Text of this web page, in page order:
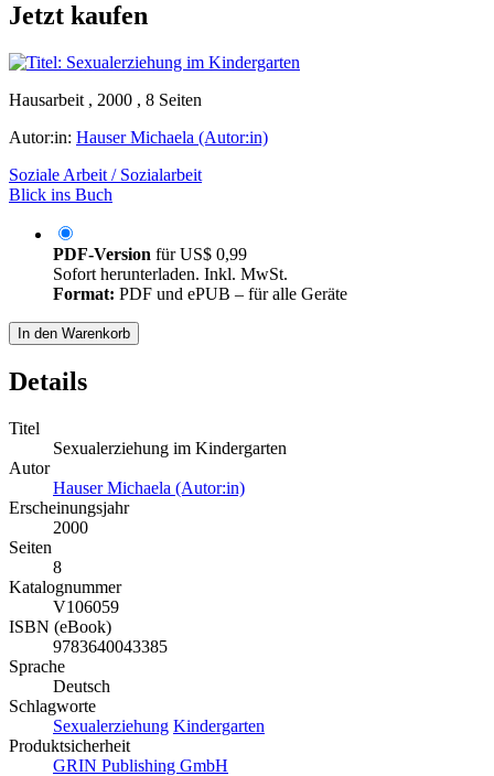
Jetzt kaufen
Hausarbeit , 2000 , 8 Seiten
Autor:in: Hauser Michaela (Autor:in)
Soziale Arbeit / Sozialarbeit
Blick ins Buch
PDF-Version fürUS$ 0,99
Sofort herunterladen. Inkl. MwSt.
Format: PDF und ePUB – für alle Geräte
In den Warenkorb
Details
Titel
Sexualerziehung im Kindergarten
Autor
Hauser Michaela (Autor:in)
Erscheinungsjahr
2000
Seiten
8
Katalognummer
V106059
ISBN (eBook)
9783640043385
Sprache
Deutsch
Schlagworte
Sexualerziehung Kindergarten
Produktsicherheit
GRIN Publishing GmbH